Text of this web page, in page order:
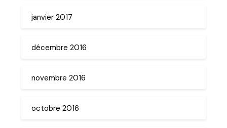
janvier 2017
décembre 2016
novembre 2016
octobre 2016